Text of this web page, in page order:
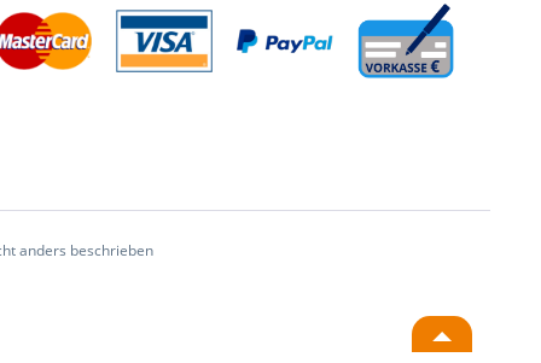
anders beschrieben